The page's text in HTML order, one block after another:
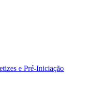
e Pré-Iniciação